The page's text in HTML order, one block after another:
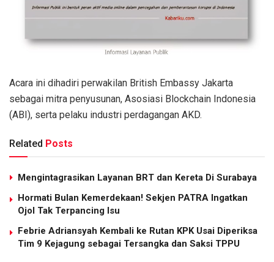
Acara ini dihadiri perwakilan British Embassy Jakarta
sebagai mitra penyusunan, Asosiasi Blockchain Indonesia
(ABI), serta pelaku industri perdagangan AKD.
Related Posts
Mengintagrasikan Layanan BRT dan Kereta Di Surabaya
Hormati Bulan Kemerdekaan! Sekjen PATRA Ingatkan
Ojol Tak Terpancing Isu
Febrie Adriansyah Kembali ke Rutan KPK Usai Diperiksa
Tim 9 Kejagung sebagai Tersangka dan Saksi TPPU